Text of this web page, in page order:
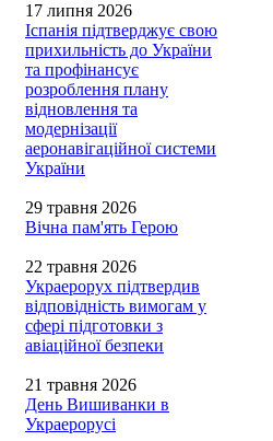
17 липня 2026
Іспанія підтверджує свою
прихильність до України
та профінансує
розроблення плану
відновлення та
модернізації
аеронавігаційної системи
України
29 травня 2026
Вічна пам'ять Герою
22 травня 2026
Украерорух підтвердив
відповідність вимогам у
сфері підготовки з
авіаційної безпеки
21 травня 2026
День Вишиванки в
Украерорусі